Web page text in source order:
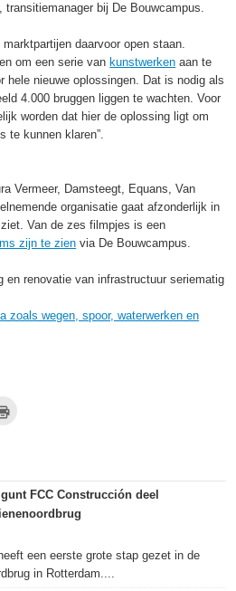
transitiemanager bij De Bouwcampus.
daarvoor open staan.
om een serie van kunstwerken aan te
hele nieuwe oplossingen. Dat is nodig als
4.000 bruggen liggen te wachten. Voor
worden dat hier de oplossing ligt om
te kunnen klaren”.
Vermeer, Damsteegt, Equans, Van
organisatie gaat afzonderlijk in
Van de zes filmpjes is een
zijn te zien via De Bouwcampus.
en renovatie van infrastructuur seriematig
zoals wegen, spoor, waterwerken en
nieuw
geopend)
FCC Construcción deel
een eerste grote stap gezet in de
in Rotterdam....